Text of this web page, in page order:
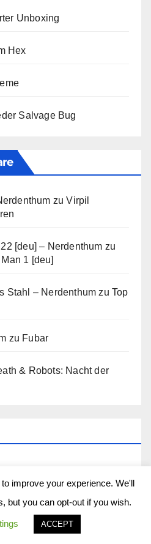
Unboxing
Hex
Salvage Bug
zuVirpil
[deu] – Nerdenthum zu
1 [deu]
Stahl – Nerdenthum zuTop
zu Fubar
& Robots: Nacht der
improve your experience. We'll
but you can opt-out if you wish.
ACCEPT